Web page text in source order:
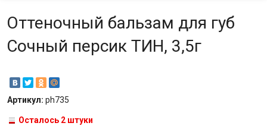
Оттеночный бальзам для губ
Сочный персик ТИН, 3,5г
Артикул: ph735
Осталось 2 штуки